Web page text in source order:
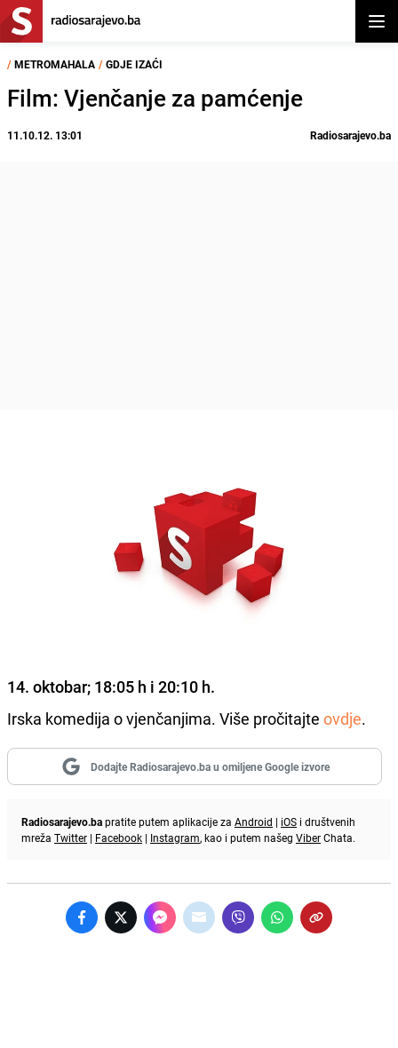
/ METROMAHALA / GDJE IZAĆI
Film: Vjenčanje za pamćenje
11.10.12. 13:01 Radiosarajevo.ba
14. oktobar; 18:05 h i 20:10 h.
Irska komedija o vjenčanjima. Više pročitajte ovdje.
Dodajte Radiosarajevo.ba u omiljene Google izvore
Radiosarajevo.bapratite putem aplikacije za Android | iOS i društvenih
mreža Twitter | Facebook | Instagram, kao i putem našeg ViberChata.